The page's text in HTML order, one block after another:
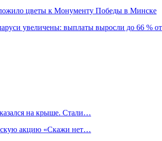
цветы к Монументу Победы в Минске
увеличены: выплаты выросли до 66 % от
на крыше. Стали…
акцию «Скажи нет…